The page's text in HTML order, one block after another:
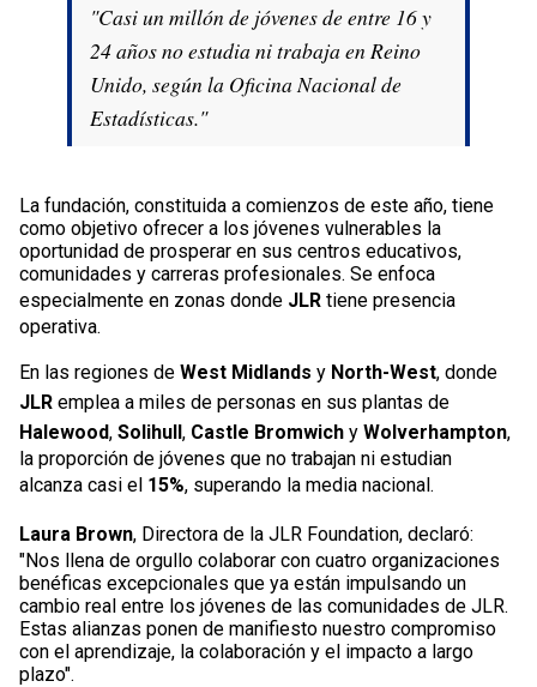
"Casi un millón de jóvenes de entre 16 y
24 años no estudia ni trabaja en Reino
Unido, según la Oficina Nacional de
Estadísticas."
La fundación, constituida a comienzos de este año, tiene
como objetivo ofrecer a los jóvenes vulnerables la
oportunidad de prosperar en sus centros educativos,
comunidades y carreras profesionales. Se enfoca
especialmente en zonas donde JLR tiene presencia
operativa.
En las regiones de West Midlands y North-West, donde
JLR emplea a miles de personas en sus plantas de
Halewood, Solihull, Castle Bromwich y Wolverhampton,
la proporción de jóvenes que no trabajan ni estudian
alcanza casi el 15%, superando la media nacional.
Laura Brown, Directora de la JLR Foundation, declaró:
"Nos llena de orgullo colaborar con cuatro organizaciones
benéficas excepcionales que ya están impulsando un
cambio real entre los jóvenes de las comunidades de JLR.
Estas alianzas ponen de manifiesto nuestro compromiso
con el aprendizaje, la colaboración y el impacto a largo
plazo".